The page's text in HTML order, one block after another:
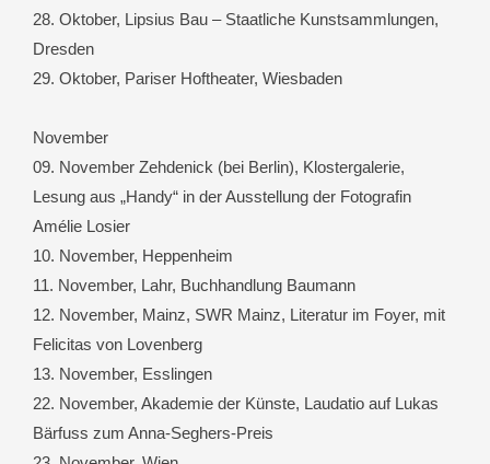
28. Oktober, Lipsius Bau – Staatliche Kunstsammlungen,
Dresden
29. Oktober, Pariser Hoftheater, Wiesbaden
November
09. November Zehdenick (bei Berlin), Klostergalerie,
Lesung aus „Handy“ in der Ausstellung der Fotografin
Amélie Losier
10. November, Heppenheim
11. November, Lahr, Buchhandlung Baumann
12. November, Mainz, SWR Mainz, Literatur im Foyer, mit
Felicitas von Lovenberg
13. November, Esslingen
22. November, Akademie der Künste, Laudatio auf Lukas
Bärfuss zum Anna-Seghers-Preis